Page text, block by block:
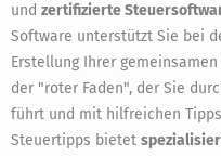
und zertifizierte
Software unterstützt Sie bei
Erstellung Ihrer
der "roter Faden", der Sie
führt und mit hilfreichen
Steuertipps bietet